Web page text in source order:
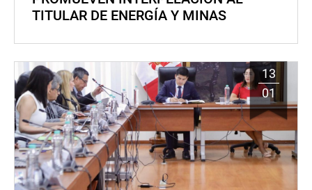
TITULAR DE ENERGÍA Y MINAS
13
01